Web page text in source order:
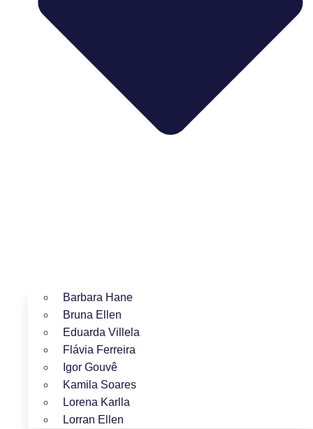
Barbara Hane
Bruna Ellen
Eduarda Villela
Flávia Ferreira
Igor Gouvê
Kamila Soares
Lorena Karlla
Lorran Ellen